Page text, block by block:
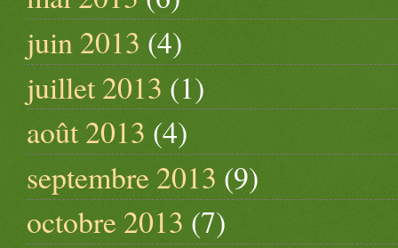
juin 2013 (4)
juillet 2013 (1)
août 2013 (4)
septembre 2013 (9)
octobre 2013 (7)